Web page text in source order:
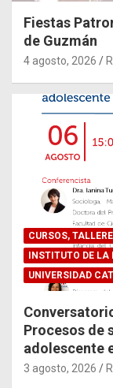
Fiestas
de Guzmán
4 agosto, 2026
CURSOS,
INSTITUTO DE
UNIVERSIDAD
Procesos de
adolescente
3 agosto, 2026